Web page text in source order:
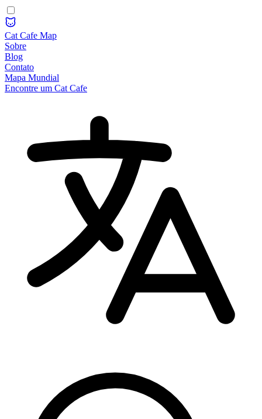
Cat Cafe Map
Sobre
Blog
Contato
Mapa Mundial
Encontre um Cat Cafe